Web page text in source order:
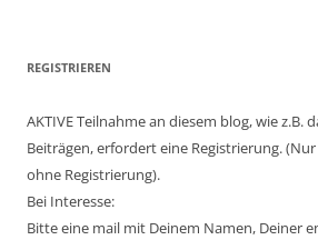
REGISTRIEREN
AKTIVE Teilnahme an diesem blog, wie z.B.
Beiträgen, erfordert eine Registrierung.
ohne Registrierung).
Bei Interesse:
Bitte eine mail mit Deinem Namen, Deiner